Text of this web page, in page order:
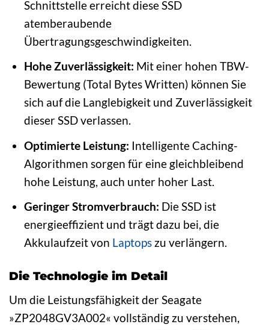
Schnittstelle erreicht diese SSD
atemberaubende
Übertragungsgeschwindigkeiten.
Hohe Zuverlässigkeit: Mit einer hohen TBW-
Bewertung (Total Bytes Written) können Sie
sich auf die Langlebigkeit und Zuverlässigkeit
dieser SSD verlassen.
Optimierte Leistung: Intelligente Caching-
Algorithmen sorgen für eine gleichbleibend
hohe Leistung, auch unter hoher Last.
Geringer Stromverbrauch: Die SSD ist
energieeffizient und trägt dazu bei, die
Akkulaufzeit von Laptopszu verlängern.
Die Technologie im Detail
Um die Leistungsfähigkeit der Seagate
»ZP2048GV3A002« vollständig zu verstehen,